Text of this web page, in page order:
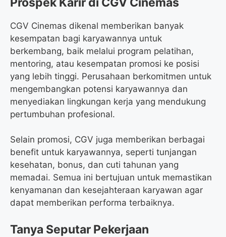
CGV Cinemas dikenal memberikan banyak
kesempatan bagi karyawannya untuk
berkembang, baik melalui program pelatihan,
mentoring, atau kesempatan promosi ke posisi
yang lebih tinggi. Perusahaan berkomitmen untuk
mengembangkan potensi karyawannya dan
menyediakan lingkungan kerja yang mendukung
pertumbuhan profesional.
Selain promosi, CGV juga memberikan berbagai
benefit untuk karyawannya, seperti tunjangan
kesehatan, bonus, dan cuti tahunan yang
memadai. Semua ini bertujuan untuk memastikan
kenyamanan dan kesejahteraan karyawan agar
dapat memberikan performa terbaiknya.
Tanya Seputar Pekerjaan